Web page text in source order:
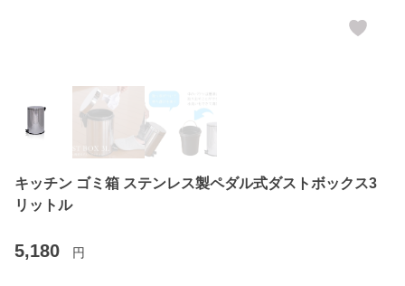
キッチン ゴミ箱 ステンレス製ペダル式ダストボックス3
リットル
5,180 円